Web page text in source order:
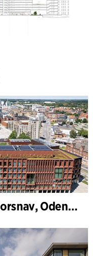
WoodHub, Statligt kontorsnav, Odense